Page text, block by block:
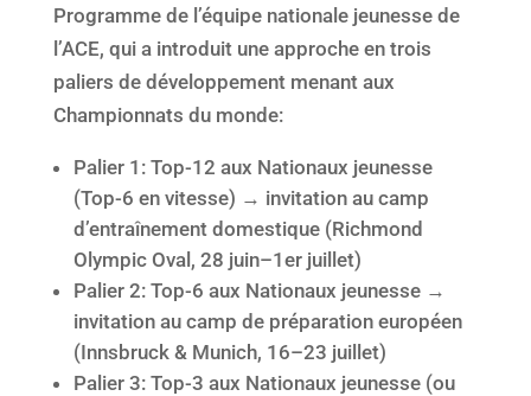
Programme de l’équipe nationale jeunesse de
l’ACE, qui a introduit une approche en trois
paliers de développement menant aux
Championnats du monde:
Palier 1: Top-12 aux Nationaux jeunesse
(Top-6 en vitesse) → invitation au camp
d’entraînement domestique (Richmond
Olympic Oval, 28 juin–1er juillet)
Palier 2: Top-6 aux Nationaux jeunesse →
invitation au camp de préparation européen
(Innsbruck & Munich, 16–23 juillet)
Palier 3: Top-3 aux Nationaux jeunesse (ou